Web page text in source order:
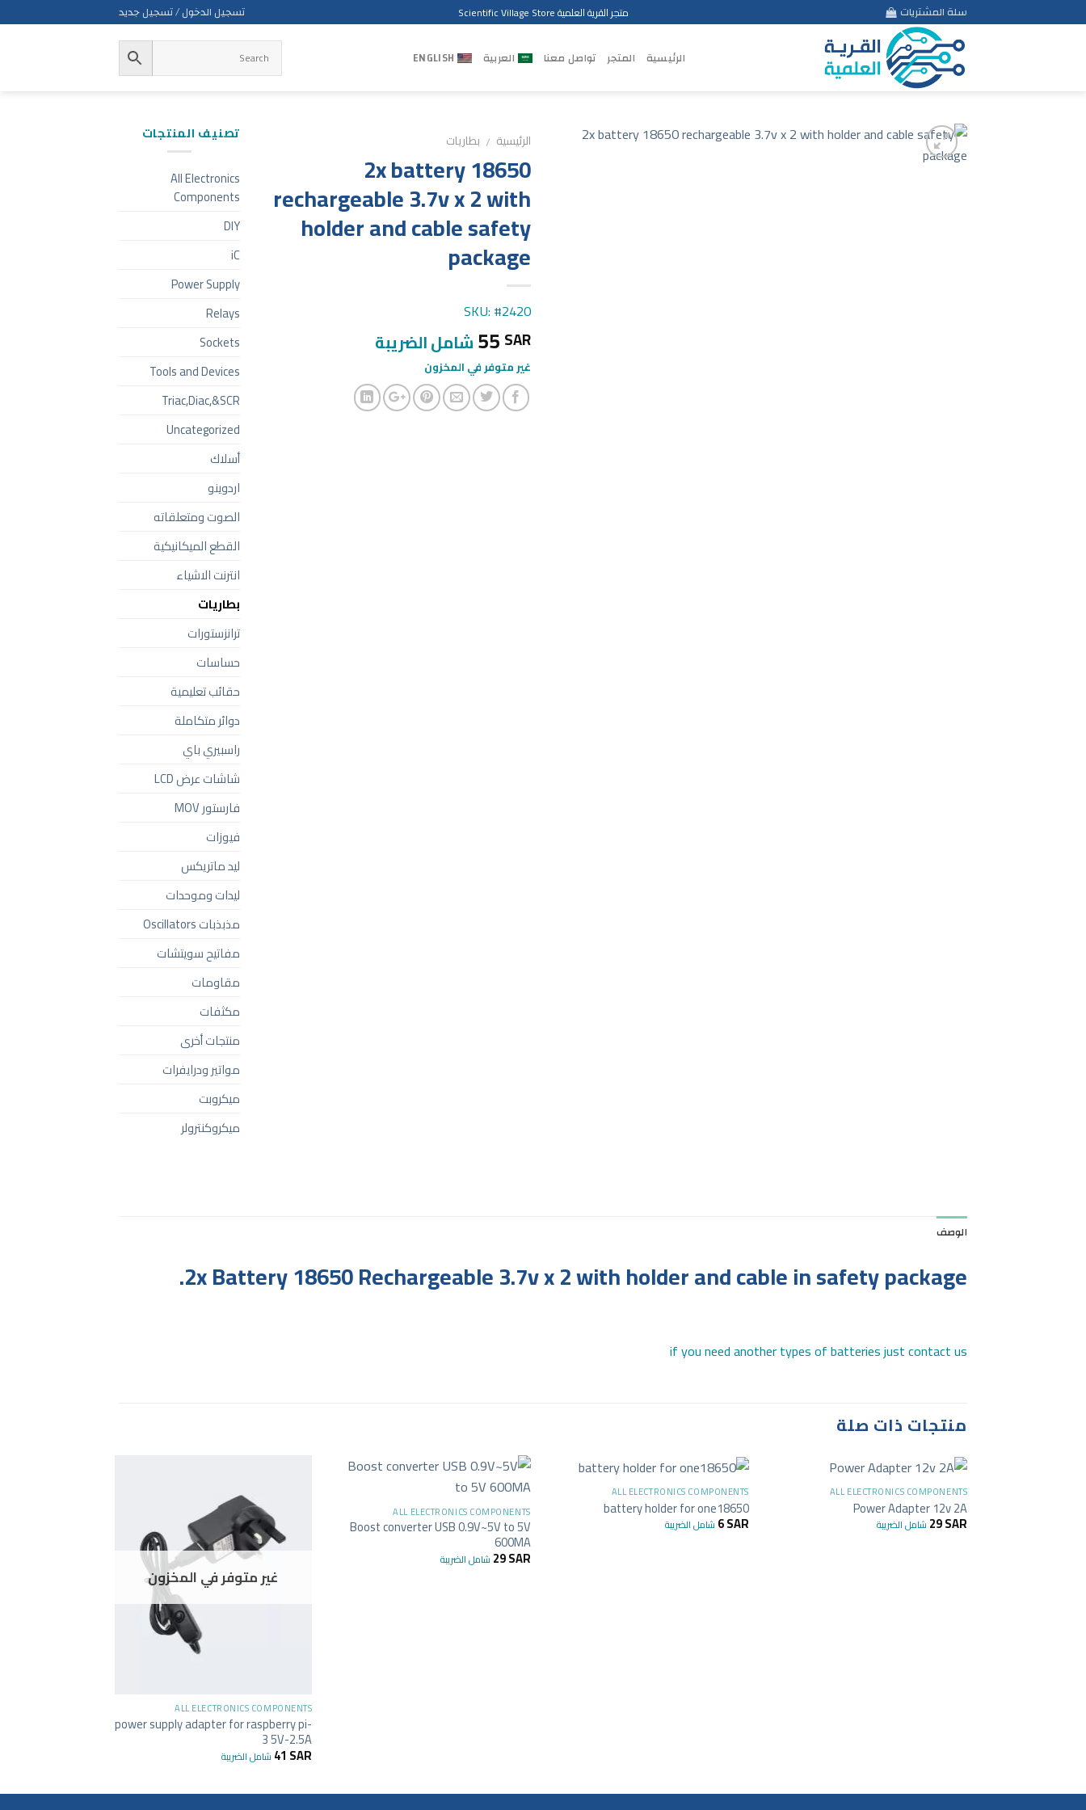
to
سلة المشتريات متجر القرية العلمية Scientific Village Store تسجيل الدخول / تسجيل جديد
الرئيسية المتجر تواصل معنا العربية ENGLISH
الرئيسية / بطاريات
2x battery 18650
rechargeable 3.7v x 2 with
holder and cable safety
package
SKU: #2420
55 SAR شامل الضريبة
غير متوفر في المخزون
تصنيف المنتجات
All Electronics
Components
DIY
iC
Power Supply
Relays
Sockets
Tools and Devices
Triac,Diac,&SCR
Uncategorized
أسلاك
اردوينو
الصوت ومتعلقاته
القطع الميكانيكية
انترنت الاشياء
بطاريات
ترانزستورات
حساسات
حقائب تعليمية
دوائر متكاملة
راسبيري باي
شاشات عرض LCD
فارستور MOV
فيوزات
ليد ماتريكس
ليدات وموحدات
مذبذبات Oscillators
مفاتيح سويتشات
مقاومات
مكثفات
منتجات أخرى
مواتير ودرايفرات
ميكروبت
ميكروكنترولر
الوصف
2x Battery 18650 Rechargeable 3.7v x 2 with holder and cable in safety package.
if you need another types of batteries just contact us
منتجات ذات صلة
ALL ELECTRONICS COMPONENTS
Power Adapter 12v 2A
29SAR شامل الضريبة
ALL ELECTRONICS COMPONENTS
battery holder for one18650
6SAR شامل الضريبة
ALL ELECTRONICS COMPONENTS
Boost converter USB 0.9V~5V to 5V
600MA
29SAR شامل الضريبة
غير متوفر في المخزون
ALL ELECTRONICS COMPONENTS
power supply adapter for raspberry pi-
3 5V-2.5A
41 SAR شامل الضريبة